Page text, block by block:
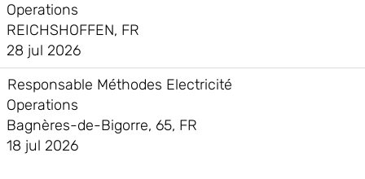
Operations
REICHSHOFFEN, FR
28 jul 2026
Responsable Méthodes Electricité
Operations
Bagnères-de-Bigorre, 65, FR
18 jul 2026